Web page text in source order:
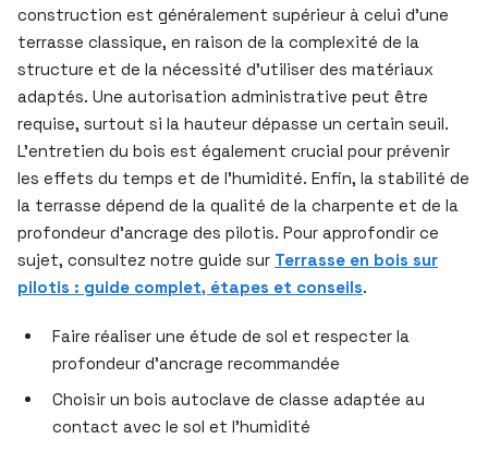
construction est généralement supérieur à celui d’une
terrasse classique, en raison de la complexité de la
structure et de la nécessité d’utiliser des matériaux
adaptés. Une autorisation administrative peut être
requise, surtout si la hauteur dépasse un certain seuil.
L’entretien du bois est également crucial pour prévenir
les effets du temps et de l’humidité. Enfin, la stabilité de
la terrasse dépend de la qualité de la charpente et de la
profondeur d’ancrage des pilotis. Pour approfondir ce
sujet, consultez notre guide sur Terrasse en bois sur
pilotis : guide complet, étapes et conseils.
Faire réaliser une étude de sol et respecter la
profondeur d’ancrage recommandée
Choisir un bois autoclave de classe adaptée au
contact avec le sol et l’humidité